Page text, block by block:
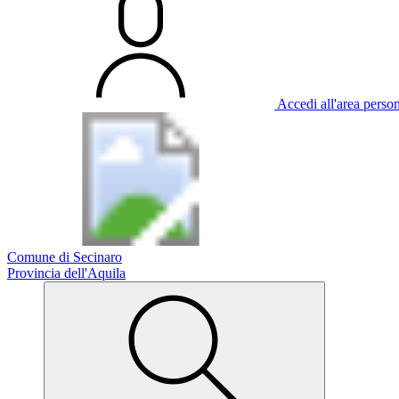
Accedi all'area
Comune di Secinaro
Provincia dell'Aquila